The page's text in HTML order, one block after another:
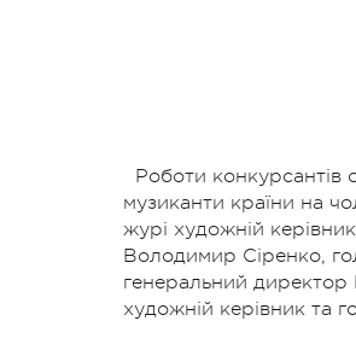
Роботи конкурсантів
музиканти країни на
журі художній
Володимир Сіренко,
генеральний
художній керівник та